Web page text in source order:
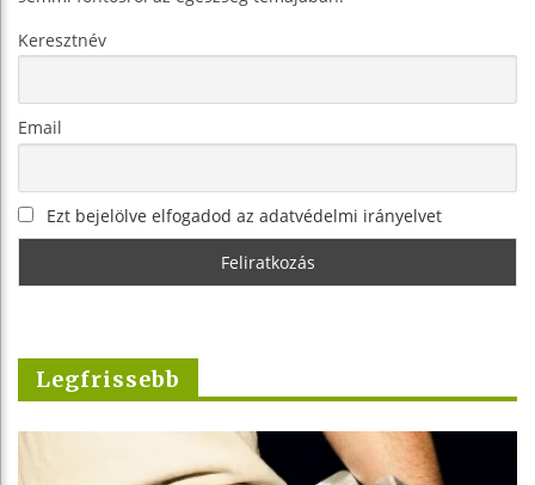
Keresztnév
Email
Ezt bejelölve elfogadod az adatvédelmi irányelvet
Legfrissebb